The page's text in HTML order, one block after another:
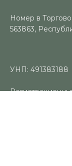
Номер в
563863,
УНП: 491383188